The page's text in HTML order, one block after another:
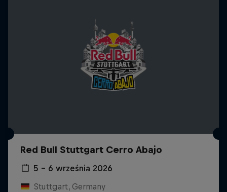
Red Bull Stuttgart Cerro Abajo
5 – 6 września 2026
Stuttgart, Germany